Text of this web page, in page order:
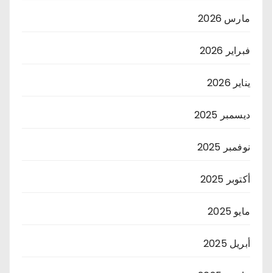
مارس 2026
فبراير 2026
يناير 2026
ديسمبر 2025
نوفمبر 2025
أكتوبر 2025
مايو 2025
أبريل 2025